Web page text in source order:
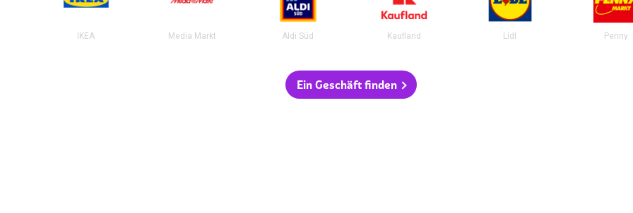
IKEA Media Markt Aldi Süd Kaufland Lidl Penny
Ein Geschäft finden